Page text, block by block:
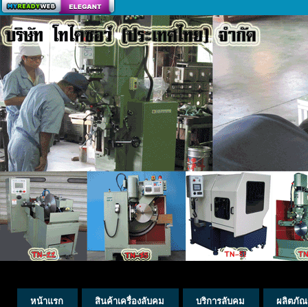
สร้างเว็บ
หน้าแรก สินค้าเครื่องลับคม บริการลับคม ผลิตภัณ